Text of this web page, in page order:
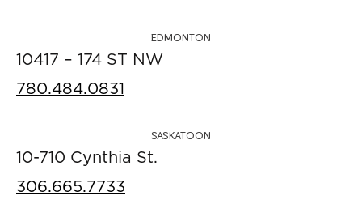
EDMONTON
10417 – 174 ST NW
780.484.0831
SASKATOON
10-710 Cynthia St.
306.665.7733